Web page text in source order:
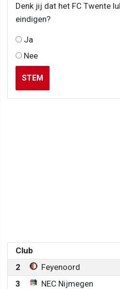
Denk jij dat het FC Twente
eindigen?
Ja
Nee
STEM
Club
2
Feyenoord
3
NEC Nijmegen